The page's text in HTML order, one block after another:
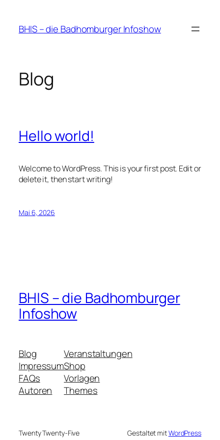
springen
BHIS – die Badhomburger Infoshow
Blog
Hello world!
Welcome to WordPress. This is your first post. Edit or
delete it, then start writing!
Mai 6, 2026
BHIS – die Badhomburger
Infoshow
Blog
Impressum
FAQs
Autoren
Veranstaltungen
Shop
Vorlagen
Themes
Twenty Twenty-Five Gestaltet mitWordPress